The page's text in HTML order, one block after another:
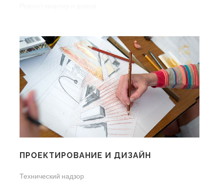
ПРОЕКТИРОВАНИЕ И ДИЗАЙН
Технический надзор